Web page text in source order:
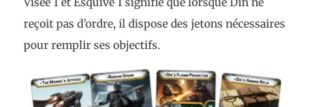
reçoit pas d’ordre, il dispose des jetons nécessaires
pour remplir ses objectifs.